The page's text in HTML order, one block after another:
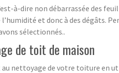
à-dire non débarrassée des
et donc à des dégâts.
sélectionnés..
de toit de maison
nettoyage de votre toiture en